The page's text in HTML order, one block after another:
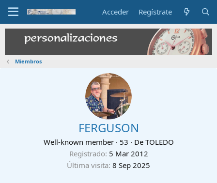
Acceder Regístrate
Miembros
FERGUSON
Well-known member · 53 · De TOLEDO
Registrado 5 Mar 2012
Última visita 8 Sep 2025